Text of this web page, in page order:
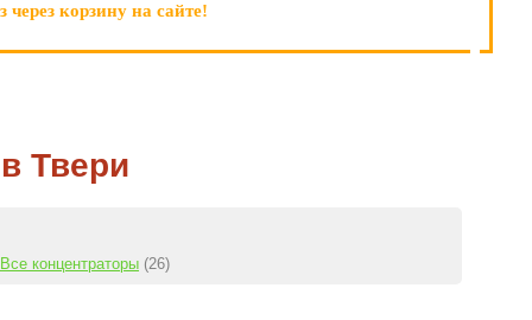
корзину на сайте!
Твери
Все концентраторы (26)